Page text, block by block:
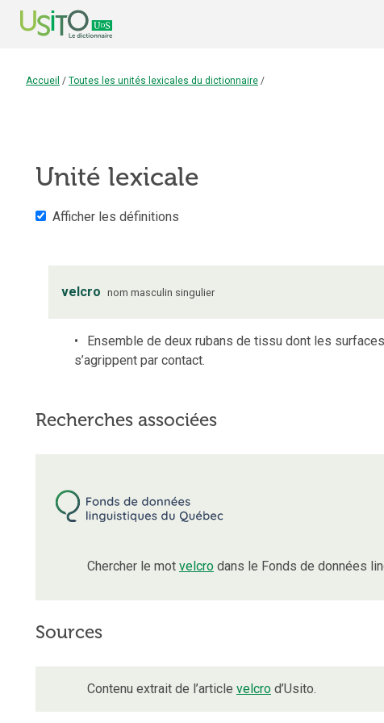
Accueil / Toutes les unités lexicales du dictionnaire /
Unité lexicale
Afficher les définitions
velcro nom masculin singulier
Ensemble de deux rubans de tissu dont les
s’agrippent par contact.
Recherches associées
Chercher le mot velcro dans le Fonds de données
Sources
Contenu extrait de l’article velcro d’Usito.